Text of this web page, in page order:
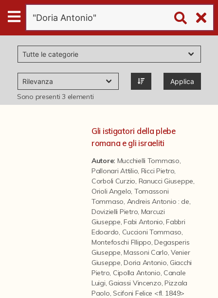
Digital
Humanities
Donazioni
Pubblicazioni
Il progetto Digital Humanities
Applica
Sono presenti3 elementi
Gli istigatori della plebe
romana e gli israeliti
Autore: Mucchielli Tommaso
Pallonari Attilio Ricci Pietro
Corboli Curzio Ranucci Giuseppe
Orioli Angelo Tomassoni
Tommaso Andreis Antonio : de
Dovizielli Pietro Marcuzi
Giuseppe ,Fabi Antonio ,Fabbri
Edoardo Cuccioni Tommaso
Montefoschi FIlippo ,Degasperis
Giuseppe ,Massoni Carlo ,Venier
Giuseppe ,Doria Antonio Giacchi
Pietro Cipolla Antonio Canale
Luigi Gaiassi Vincenzo ,Pizzala
Paolo ,Scifoni Felice <fl. 1849>